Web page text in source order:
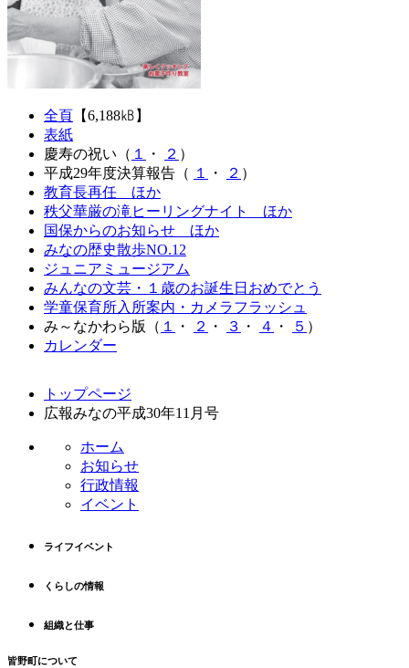
全頁 【6,188㎅】
表紙
慶寿の祝い（ １ ・ ２ ）
平成29年度決算報告（ １ ・ ２ ）
教育長再任 ほか
秩父華厳の滝ヒーリングナイト ほか
国保からのお知らせ ほか
みなの歴史散歩NO.12
ジュニアミュージアム
みんなの文芸・１歳のお誕生日おめでとう
学童保育所入所案内・カメラフラッシュ
み～なかわら版（ １ ・ ２ ・ ３ ・ ４ ・ ５ ）
カレンダー
トップページ
広報みなの平成30年11月号
ホーム
お知らせ
行政情報
イベント
ライフイベント
くらしの情報
組織と仕事
皆野町について